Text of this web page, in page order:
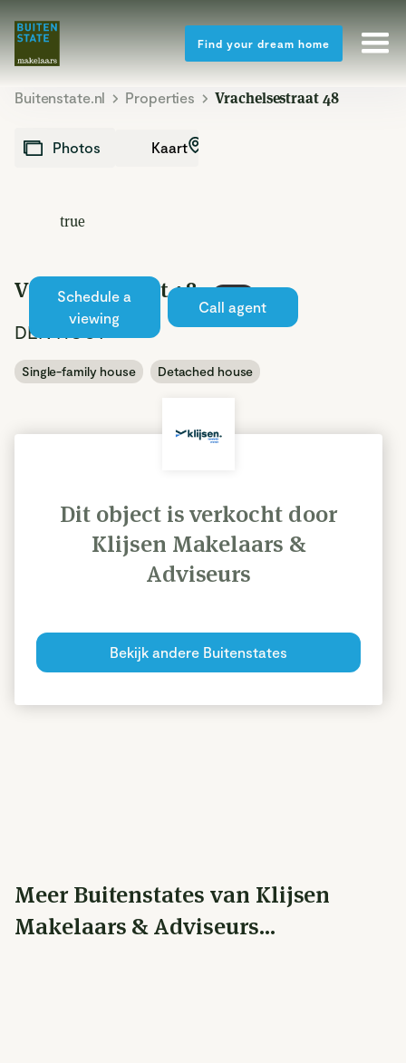
Find your dream home
Buitenstate.nl Properties Vrachelsestraat 48
Photos Kaart
true
Schedule a
viewing
Call agent
Vrachelsestraat 48
DEN HOUT
Single-family house Detached house
Dit object is verkocht door
Klijsen Makelaars &
Adviseurs
Bekijk andere Buitenstates
Meer Buitenstates van Klijsen
Makelaars & Adviseurs...